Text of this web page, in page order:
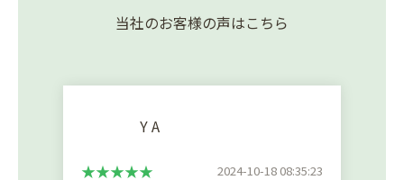
当社のお客様の声はこちら
Y A
2024-10-18 08:35:23